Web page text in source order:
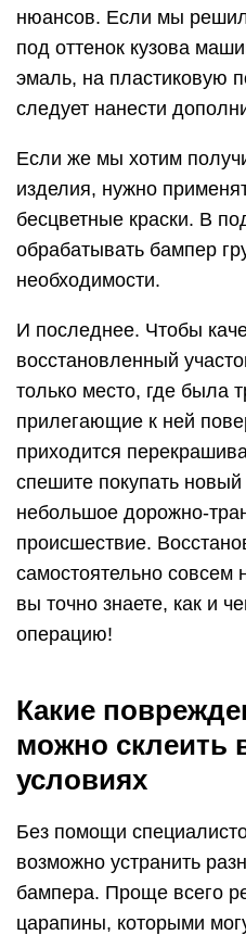
нюансов. Если мы
под оттенок кузова
эмаль, на пластиковую
следует нанести
Если же мы хотим
изделия, нужно
бесцветные краски. В
обрабатывать бампер
необходимости.
И последнее. Чтобы
восстановленный
только место, где была
прилегающие к ней
приходится
спешите покупать
небольшое дорожно-
происшествие.
самостоятельно совсем
вы точно знаете, как и
операцию!
Какие
можно склеить
условиях
Без помощи
возможно устранить
бампера. Проще всего
царапины, которыми